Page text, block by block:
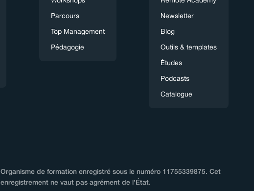
Parcours
Top Management
Pédagogie
Newsletter
Blog
Outils & templates
Études
Podcasts
Catalogue
Organisme de formation enregistré sous le numéro 11755339875. Cet
enregistrement ne vaut pas agrément de l’État.